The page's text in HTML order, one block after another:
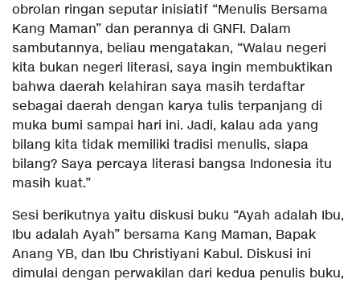
obrolan ringan seputar inisiatif “Menulis Bersama
Kang Maman” dan perannya di GNFI. Dalam
sambutannya, beliau mengatakan, “Walau negeri
kita bukan negeri literasi, saya ingin membuktikan
bahwa daerah kelahiran saya masih terdaftar
sebagai daerah dengan karya tulis terpanjang di
muka bumi sampai hari ini. Jadi, kalau ada yang
bilang kita tidak memiliki tradisi menulis, siapa
bilang? Saya percaya literasi bangsa Indonesia itu
masih kuat.”
Sesi berikutnya yaitu diskusi buku “Ayah adalah Ibu,
Ibu adalah Ayah” bersama Kang Maman, Bapak
Anang YB, dan Ibu Christiyani Kabul. Diskusi ini
dimulai dengan perwakilan dari kedua penulis buku,